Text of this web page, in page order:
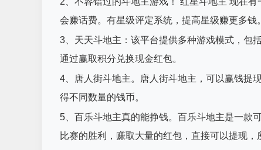
会赚话费。有星级评定系统，提高星级赚更多钱
3、天天斗地主：该平台提供多种游戏模式，包
通过赢取积分兑换现金红包。
4、唐人街斗地主。唐人街斗地主，可以赢钱提
得不同数量的钱币。
5、百乐斗地主真的能挣钱。百乐斗地主是一款
比赛的胜利，赚取大量的红包，直接可以提现，